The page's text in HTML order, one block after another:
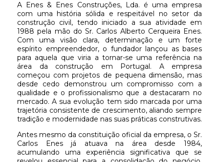
A Enes & Enes Construções, Lda. é uma empresa
com uma história sólida e respeitável no setor da
construção civil, tendo iniciado a sua atividade em
1988 pela mão do Sr. Carlos Alberto Cerqueira Enes.
Com uma visão clara, determinação e um forte
espírito empreendedor, o fundador lançou as bases
para aquela que viria a tornar-se uma referência na
área da construção em Portugal. A empresa
começou com projetos de pequena dimensão, mas
desde cedo demonstrou um compromisso com a
qualidade e o profissionalismo que a destacaram no
mercado. A sua evolução tem sido marcada por uma
trajetória consistente de crescimento, aliando sempre
tradição e modernidade nas suas práticas construtivas.
Antes mesmo da constituição oficial da empresa, o Sr.
Carlos Enes já atuava na área desde 1984,
acumulando uma experiência significativa que se